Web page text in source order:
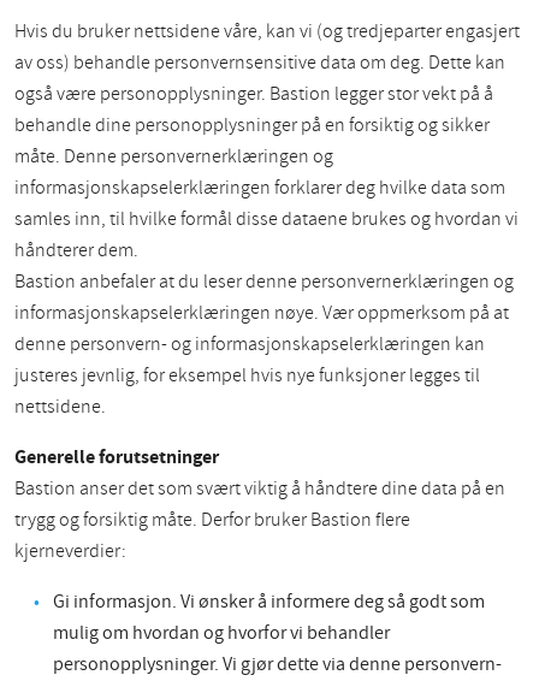
Hvis du bruker nettsidene våre, kan vi (og tredjeparter engasjert
av oss) behandle personvernsensitive data om deg. Dette kan
også være personopplysninger. Bastion legger stor vekt på å
behandle dine personopplysninger på en forsiktig og sikker
måte. Denne personvernerklæringen og
informasjonskapselerklæringen forklarer deg hvilke data som
samles inn, til hvilke formål disse dataene brukes og hvordan vi
håndterer dem.
Bastion anbefaler at du leser denne personvernerklæringen og
informasjonskapselerklæringen nøye. Vær oppmerksom på at
denne personvern- og informasjonskapselerklæringen kan
justeres jevnlig, for eksempel hvis nye funksjoner legges til
nettsidene.
Generelle forutsetninger
Bastion anser det som svært viktig å håndtere dine data på en
trygg og forsiktig måte. Derfor bruker Bastion flere
kjerneverdier:
Gi informasjon. Vi ønsker å informere deg så godt som
mulig om hvordan og hvorfor vi behandler
personopplysninger. Vi gjør dette via denne personvern-